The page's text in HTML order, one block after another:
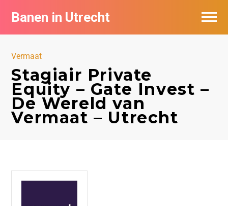
Banen in Utrecht
Vermaat
Stagiair Private
Equity – Gate Invest –
De Wereld van
Vermaat – Utrecht
Vacatures per bedrijf in Utrecht